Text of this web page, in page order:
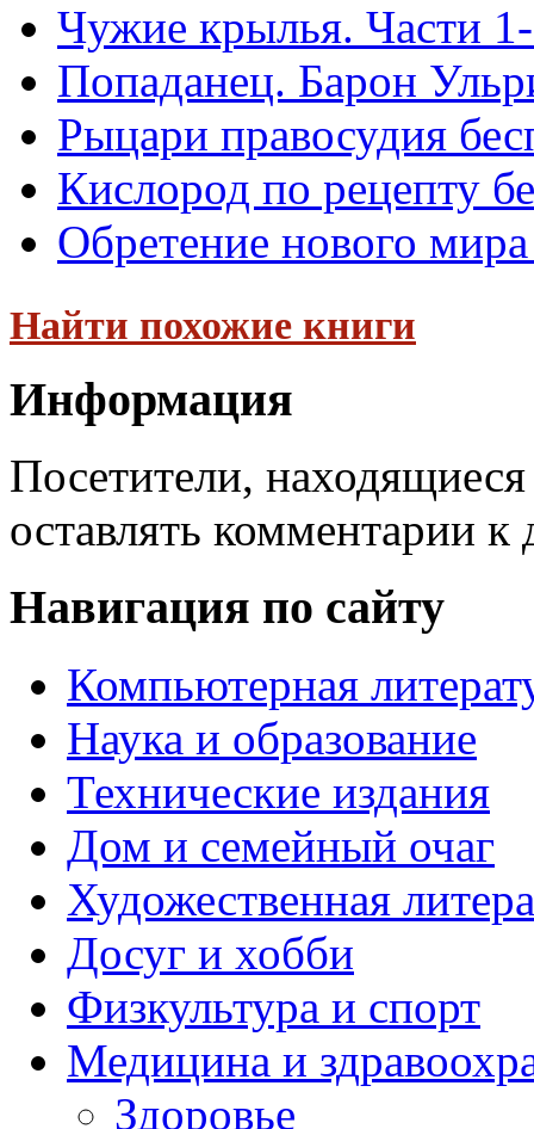
Чужие крылья. Части
Попаданец. Барон
Рыцари правосудия
Кислород по рецепту
Обретение нового
Найти похожие книги
Информация
Посетители,
оставлять комментарии к
Навигация по сайту
Компьютерная
Наука и образование
Технические издания
Дом и семейный очаг
Художественная
Досуг и хобби
Физкультура и спорт
Медицина и
Здоровье